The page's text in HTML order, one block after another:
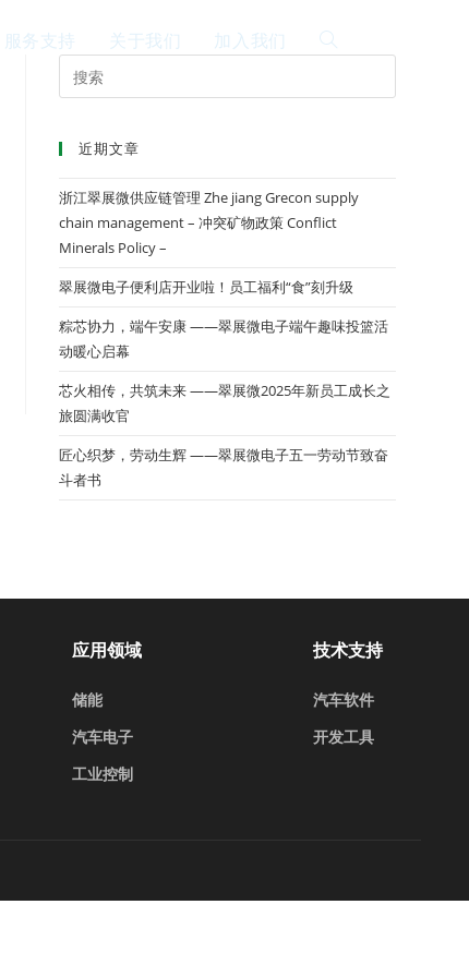
服务支持 关于我们 加入我们
近期文章
浙江翠展微供应链管理 Zhe jiang Grecon supply
chain management – 冲突矿物政策 Conflict
Minerals Policy –
翠展微电子便利店开业啦！员工福利“食”刻升级
粽芯协力，端午安康 ——翠展微电子端午趣味投篮活
动暖心启幕
芯火相传，共筑未来 ——翠展微2025年新员工成长之
旅圆满收官
匠心织梦，劳动生辉 ——翠展微电子五一劳动节致奋
斗者书
应用领域
储能
汽车电子
工业控制
技术支持
汽车软件
开发工具